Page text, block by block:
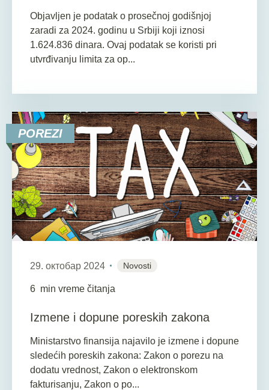
Objavljen je podatak o prosečnoj godišnjoj
zaradi za 2024. godinu u Srbiji koji iznosi
1.624.836 dinara. Ovaj podatak se koristi pri
utvrđivanju limita za op...
POREZI
29. октобар 2024 Novosti
6 min vreme čitanja
Izmene i dopune poreskih zakona
Ministarstvo finansija najavilo je izmene i dopune
sledećih poreskih zakona: Zakon o porezu na
dodatu vrednost, Zakon o elektronskom
fakturisanju, Zakon o po...